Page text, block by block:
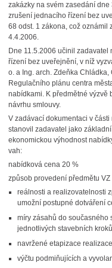
zakázky na svém zasedání
zrušení jednacího řízení bez
68 odst. 1 zákona, což oznámil
4.4.2006.
Dne 11.5.2006 učinil
řízení bez uveřejnění, v níž
o. a Ing. arch. Zdeňka
Regulačního plánu centra
nabídkami. K předmětné výzvě
návrhu smlouvy.
V zadávací dokumentaci v
stanovil zadavatel jako
ekonomickou výhodnost
vah:
nabídková cena 20 %
způsob provedení předmětu
reálnosti a realizovatelnosti
umožní postupné dotváření
míry zásahů do současného
jednotlivých stavebních kroků
navržené etapizace
výčtu podmiňujících a